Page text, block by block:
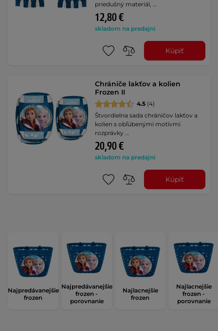
priedušný materiál, …
12,80 €
skladom na predajni
Kúpiť
Chrániče lakťov a kolien
Frozen II
4.5 (4)
Štvordielna sada chráničov lakťov a
kolien s obľúbenými motívmi
rozprávky …
20,90 €
skladom na predajni
Kúpiť
Najpredávanejšie
frozen
Najpredávanejšie
frozen -
porovnanie
Najlacnejšie
frozen
Najlacnejšie
frozen -
porovnanie